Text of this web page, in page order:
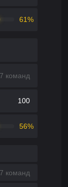
61%
команд
100
56%
команд